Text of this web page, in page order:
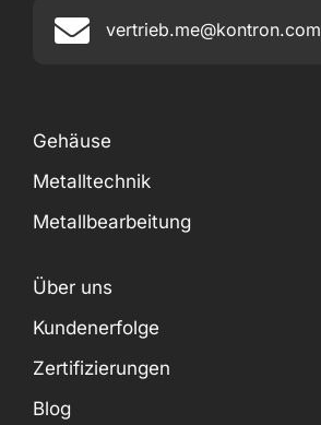
vertrieb.me@kontron.com
Gehäuse
Metalltechnik
Metallbearbeitung
Über uns
Kundenerfolge
Zertifizierungen
Blog